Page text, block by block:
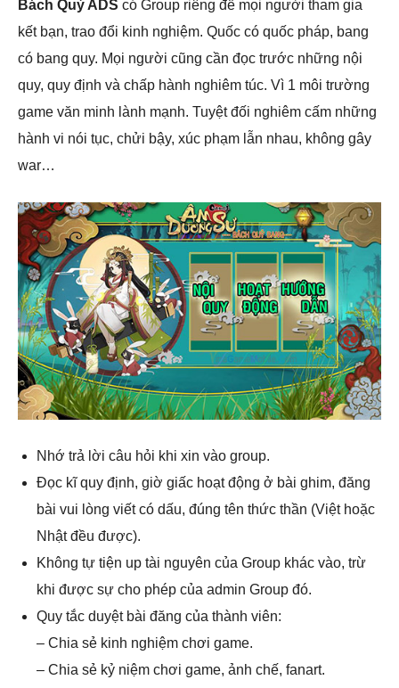
Bách Quỷ ADS có Group riêng để mọi người tham gia
kết bạn, trao đổi kinh nghiệm. Quốc có quốc pháp, bang
có bang quy. Mọi người cũng cần đọc trước những nội
quy, quy định và chấp hành nghiêm túc. Vì 1 môi trường
game văn minh lành mạnh. Tuyệt đối nghiêm cấm những
hành vi nói tục, chửi bậy, xúc phạm lẫn nhau, không gây
war…
Nhớ trả lời câu hỏi khi xin vào group.
Đọc kĩ quy định, giờ giấc hoạt động ở bài ghim, đăng
bài vui lòng viết có dấu, đúng tên thức thần (Việt hoặc
Nhật đều được).
Không tự tiện up tài nguyên của Group khác vào, trừ
khi được sự cho phép của admin Group đó.
Quy tắc duyệt bài đăng của thành viên:
– Chia sẻ kinh nghiệm chơi game.
– Chia sẻ kỷ niệm chơi game, ảnh chế, fanart.